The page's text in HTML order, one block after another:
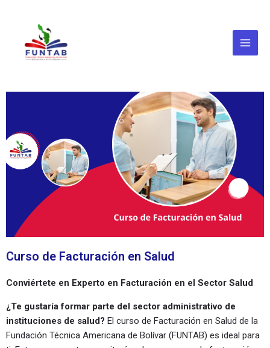
contenido
Menu
Curso de Facturación en Salud
Conviértete en Experto en Facturación en el Sector Salud
¿Te gustaría formar parte del sector administrativo de
instituciones de salud? El curso de Facturación en Salud de la
Fundación Técnica Americana de Bolívar (FUNTAB) es ideal para